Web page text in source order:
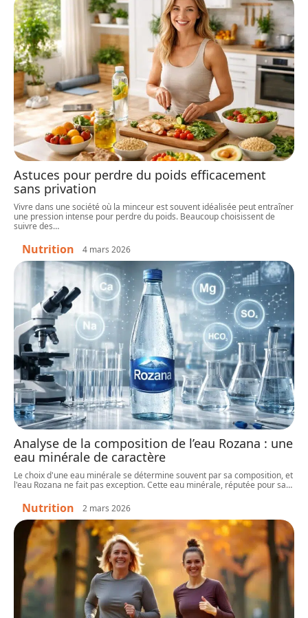
Astuces pour perdre du poids efficacement
sans privation
Vivre dans une société où la minceur est souvent idéalisée peut entraîner
une pression intense pour perdre du poids. Beaucoup choisissent de
suivre des…
Nutrition 4 mars 2026
Analyse de la composition de l’eau Rozana : une
eau minérale de caractère
Le choix d'une eau minérale se détermine souvent par sa composition, et
l'eau Rozana ne fait pas exception. Cette eau minérale, réputée pour sa…
Nutrition 2 mars 2026